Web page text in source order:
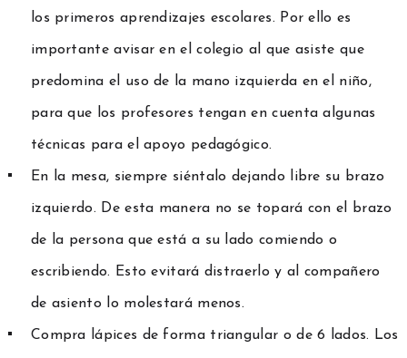
los primeros aprendizajes escolares. Por ello es
importante avisar en el colegio al que asiste que
predomina el uso de la mano izquierda en el niño,
para que los profesores tengan en cuenta algunas
técnicas para el apoyo pedagógico.
En la mesa, siempre siéntalo dejando libre su brazo
izquierdo. De esta manera no se topará con el brazo
de la persona que está a su lado comiendo o
escribiendo. Esto evitará distraerlo y al compañero
de asiento lo molestará menos.
Compra lápices de forma triangular o de 6 lados. Los